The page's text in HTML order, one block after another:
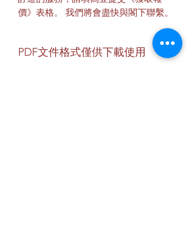
價》表格。 我們將會盡快與閣下聯繫。
PDF文件格式僅供下載使用